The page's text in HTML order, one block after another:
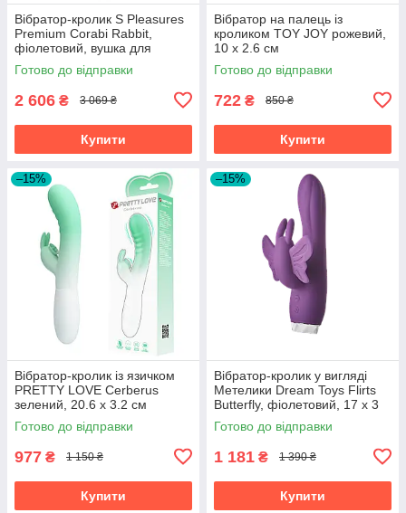
Вібратор-кролик S Pleasures
Premium Corabi Rabbit,
фіолетовий, вушка для
клітора, 16 режимів, нагрів
Готово до відправки
2 606 ₴ 3 069 ₴
Купити
Вібратор на палець із
кроликом TOY JOY рожевий,
10 х 2.6 см
Готово до відправки
722 ₴ 850 ₴
Купити
–15%
Вібратор-кролик із язичком
PRETTY LOVE Cerberus
зелений, 20.6 х 3.2 см
Готово до відправки
977 ₴ 1 150 ₴
Купити
–15%
Вібратор-кролик у вигляді
Метелики Dream Toys Flirts
Butterfly, фіолетовий, 17 х 3
см
Готово до відправки
1 181 ₴ 1 390 ₴
Купити